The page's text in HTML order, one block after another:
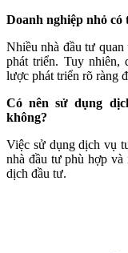
Doanh nghiệp nhỏ
Nhiều nhà đầu tư quan
phát triển. Tuy nhiên,
lược phát triển rõ ràng
Có nên sử dụng
không?
Việc sử dụng dịch vụ
nhà đầu tư phù hợp và
dịch đầu tư.